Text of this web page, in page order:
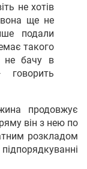
не хотів
ще не
подали
такого
не бачу в
продовжує
він з нею по
розкладом